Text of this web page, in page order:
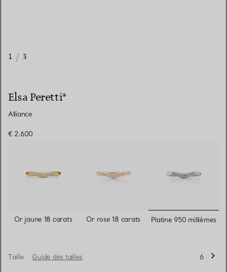
1 / 3
Elsa Peretti®
Alliance
€ 2.600
Or jaune 18 carats Or rose 18 carats Platine 950 millièmes
Taille Guide des tailles 6